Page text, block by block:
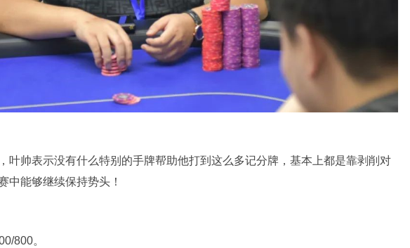
叶帅表示没有什么特别的手牌帮助他打到这么多记分牌，基本上都是靠剥削对
中能够继续保持势头！
800。